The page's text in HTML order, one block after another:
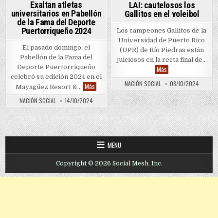
Exaltan atletas
universitarios en Pabellón
de la Fama del Deporte
Puertorriqueño 2024
El pasado domingo, el
Pabellón de la Fama del
Deporte Puertorriqueño
celebró su edición 2024 en el
Mayagüez Resort &… Más Exaltan atletas universitarios en Pabellón de la
NACIÓN SOCIAL 14/10/2024
LAI: cautelosos los
Gallitos en el voleibol
Los campeones Gallitos de la
Universidad de Puerto Rico
(UPR) de Río Piedras están
juiciosos en la recta final de…
MásLAI: cautelosos los
NACIÓN SOCIAL 08/10/2024
MENU
Copyright © 2026 Social Mesh, Inc.